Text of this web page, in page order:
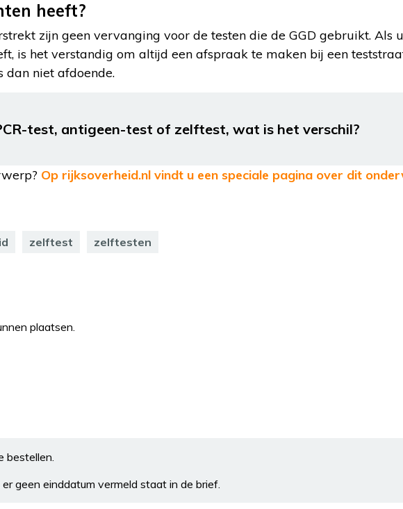
heeft?
zijn geen vervanging voor de testen die de GGD gebruikt. Als u
is het verstandig om altijd een afspraak te maken bij een
dan niet afdoende.
test, antigeen-test of zelftest, wat is het verschil?
Op rijksoverheid.nl vindt u een speciale pagina over dit
zelftest zelftesten
plaatsen.
bestellen.
geen einddatum vermeld staat in de brief.